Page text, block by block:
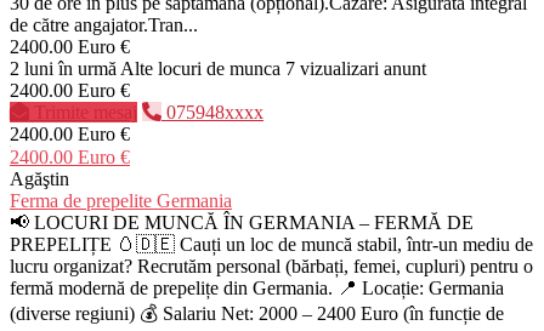
de către angajator.Tran...
2400.00 Euro €
2 luni în urmă Alte locuri de munca 7 vizualizari anunt
2400.00 Euro €
Trimite mesaj
075948xxxx
2400.00 Euro €
2400.00 Euro €
Agăştin
Ferma de prepelite Germania
📢 LOCURI DE MUNCĂ ÎN GERMANIA – FERMĂ DE
PREPELIȚE 🥚🇩🇪 Cauți un loc de muncă stabil, într-un mediu de
lucru organizat? Recrutăm personal (bărbați, femei, cupluri) pentru o
fermă modernă de prepelițe din Germania. 📍 Locație: Germania
(diverse regiuni) 💰 Salariu Net: 2000 – 2400 Euro (în funcție de